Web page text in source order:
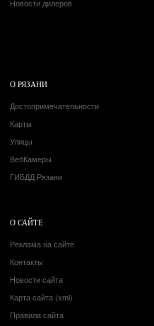
Новости дилеров
О РЯЗАНИ
Достопримечательности
Карты
Улицы
ВебКамеры
ГИБДД Рязани
О САЙТЕ
Реклама на сайте
Контакты
Новости сайта
Карта сайта (xml)
Правила сайта